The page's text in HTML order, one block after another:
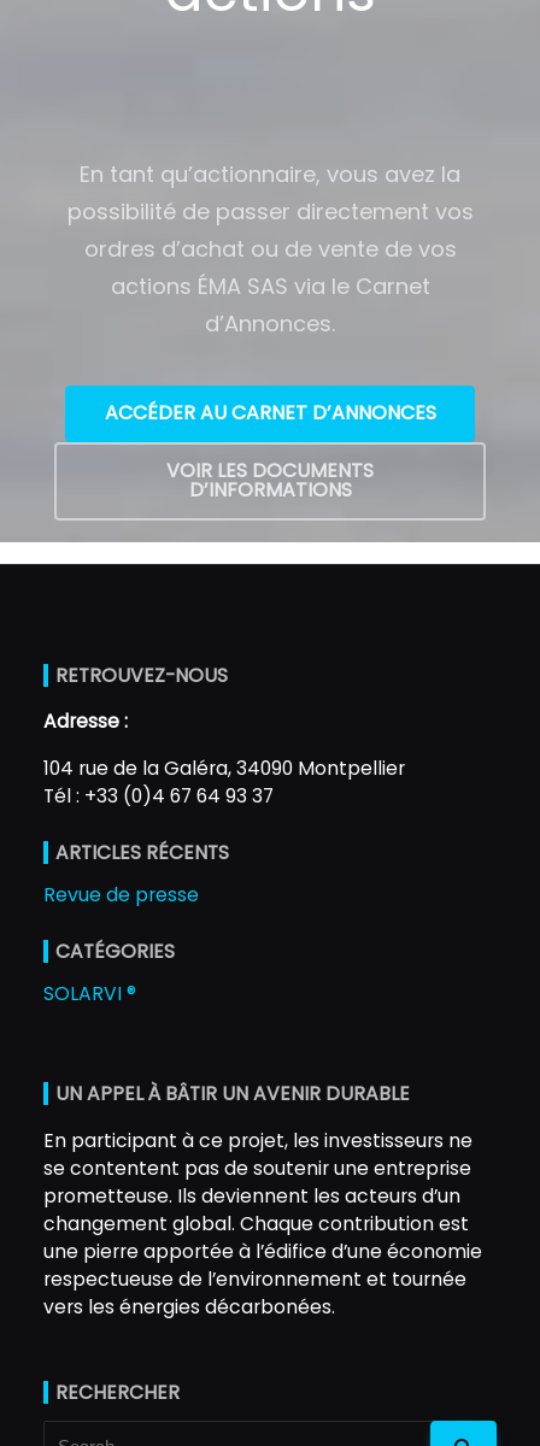
En tant qu’actionnaire, vous avez la
possibilité de passer directement vos
ordres d’achat ou de vente de vos
actions ÉMA SAS via le Carnet
d’Annonces.
ACCÉDER AU CARNET D’ANNONCES
VOIR LES DOCUMENTS
D’INFORMATIONS
RETROUVEZ-NOUS
Adresse :
104 rue de la Galéra, 34090 Montpellier
Tél : +33 (0)4 67 64 93 37
ARTICLES RÉCENTS
Revue de presse
CATÉGORIES
SOLARVI ®
UN APPEL À BÂTIR UN AVENIR DURABLE
En participant à ce projet, les investisseurs ne
se contentent pas de soutenir une entreprise
prometteuse. Ils deviennent les acteurs d’un
changement global. Chaque contribution est
une pierre apportée à l’édifice d’une économie
respectueuse de l’environnement et tournée
vers les énergies décarbonées.
RECHERCHER
Search